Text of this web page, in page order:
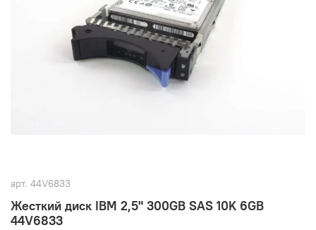
арт. 44V6833
Жесткий диск IBM 2,5" 300GB SAS 10K 6GB
44V6833